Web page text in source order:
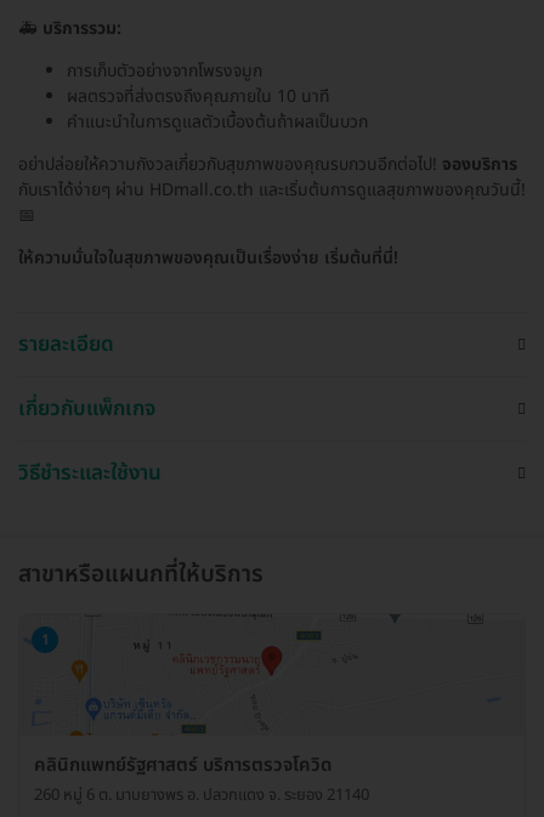
🚑 บริการรวม:
การเก็บตัวอย่างจากโพรงจมูก
ผลตรวจที่ส่งตรงถึงคุณภายใน 10 นาที
คำแนะนำในการดูแลตัวเบื้องต้นถ้าผลเป็นบวก
อย่าปล่อยให้ความกังวลเกี่ยวกับสุขภาพของคุณรบกวนอีกต่อไป! จองบริการ
กับเราได้ง่ายๆ ผ่าน HDmall.co.th และเริ่มต้นการดูแลสุขภาพของคุณวันนี้!
📅
ให้ความมั่นใจในสุขภาพของคุณเป็นเรื่องง่าย เริ่มต้นที่นี่!
รายละเอียด
เกี่ยวกับแพ็กเกจ
วิธีชำระและใช้งาน
สาขาหรือแผนกที่ให้บริการ
1
คลินิกแพทย์รัฐศาสตร์ บริการตรวจโควิด
260 หมู่ 6 ต. มาบยางพร อ. ปลวกแดง จ. ระยอง 21140